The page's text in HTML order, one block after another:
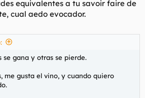
equivalentes a tu savoir faire de
cual aedo evocador.
se gana y otras se pierde.
me gusta el vino, y cuando quiero